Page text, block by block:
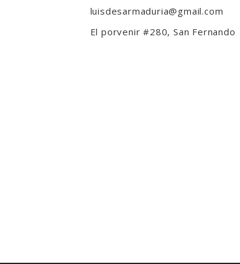
luisdesarmaduria@gmail.com
El porvenir #280, San Fernando